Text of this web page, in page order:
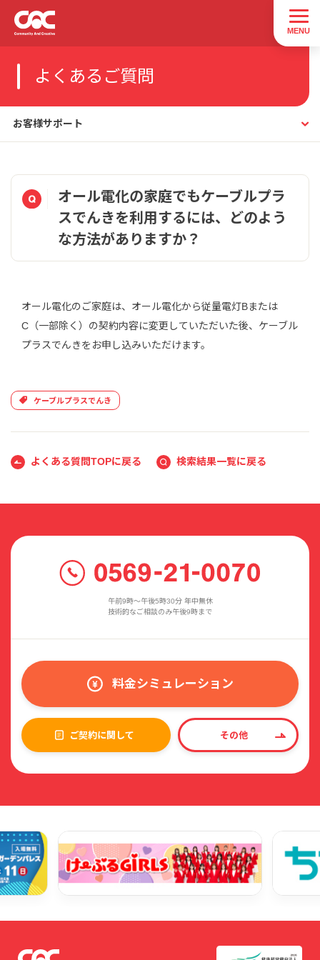
よくあるご質問
お客様サポート
オール電化の家庭でもケーブルプラ
スでんきを利用するには、どのよう
な方法がありますか？
オール電化のご家庭は、オール電化から従量電灯Bまたは
C（一部除く）の契約内容に変更していただいた後、ケーブル
プラスでんきをお申し込みいただけます。
ケーブルプラスでんき
よくある質問TOPに戻る 検索結果一覧に戻る
午前9時〜午後5時30分 年中無休
技術的なご相談のみ午後9時まで
料金シミュレーション
ご契約に関して その他